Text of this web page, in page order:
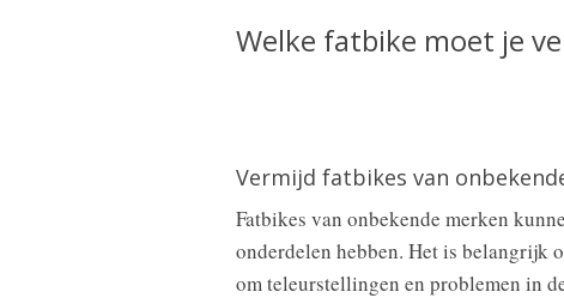
Welke fatbike moet je
Vermijd fatbikes van
Fatbikes van onbekende merken
onderdelen hebben. Het is belangrijk
om teleurstellingen en problemen in